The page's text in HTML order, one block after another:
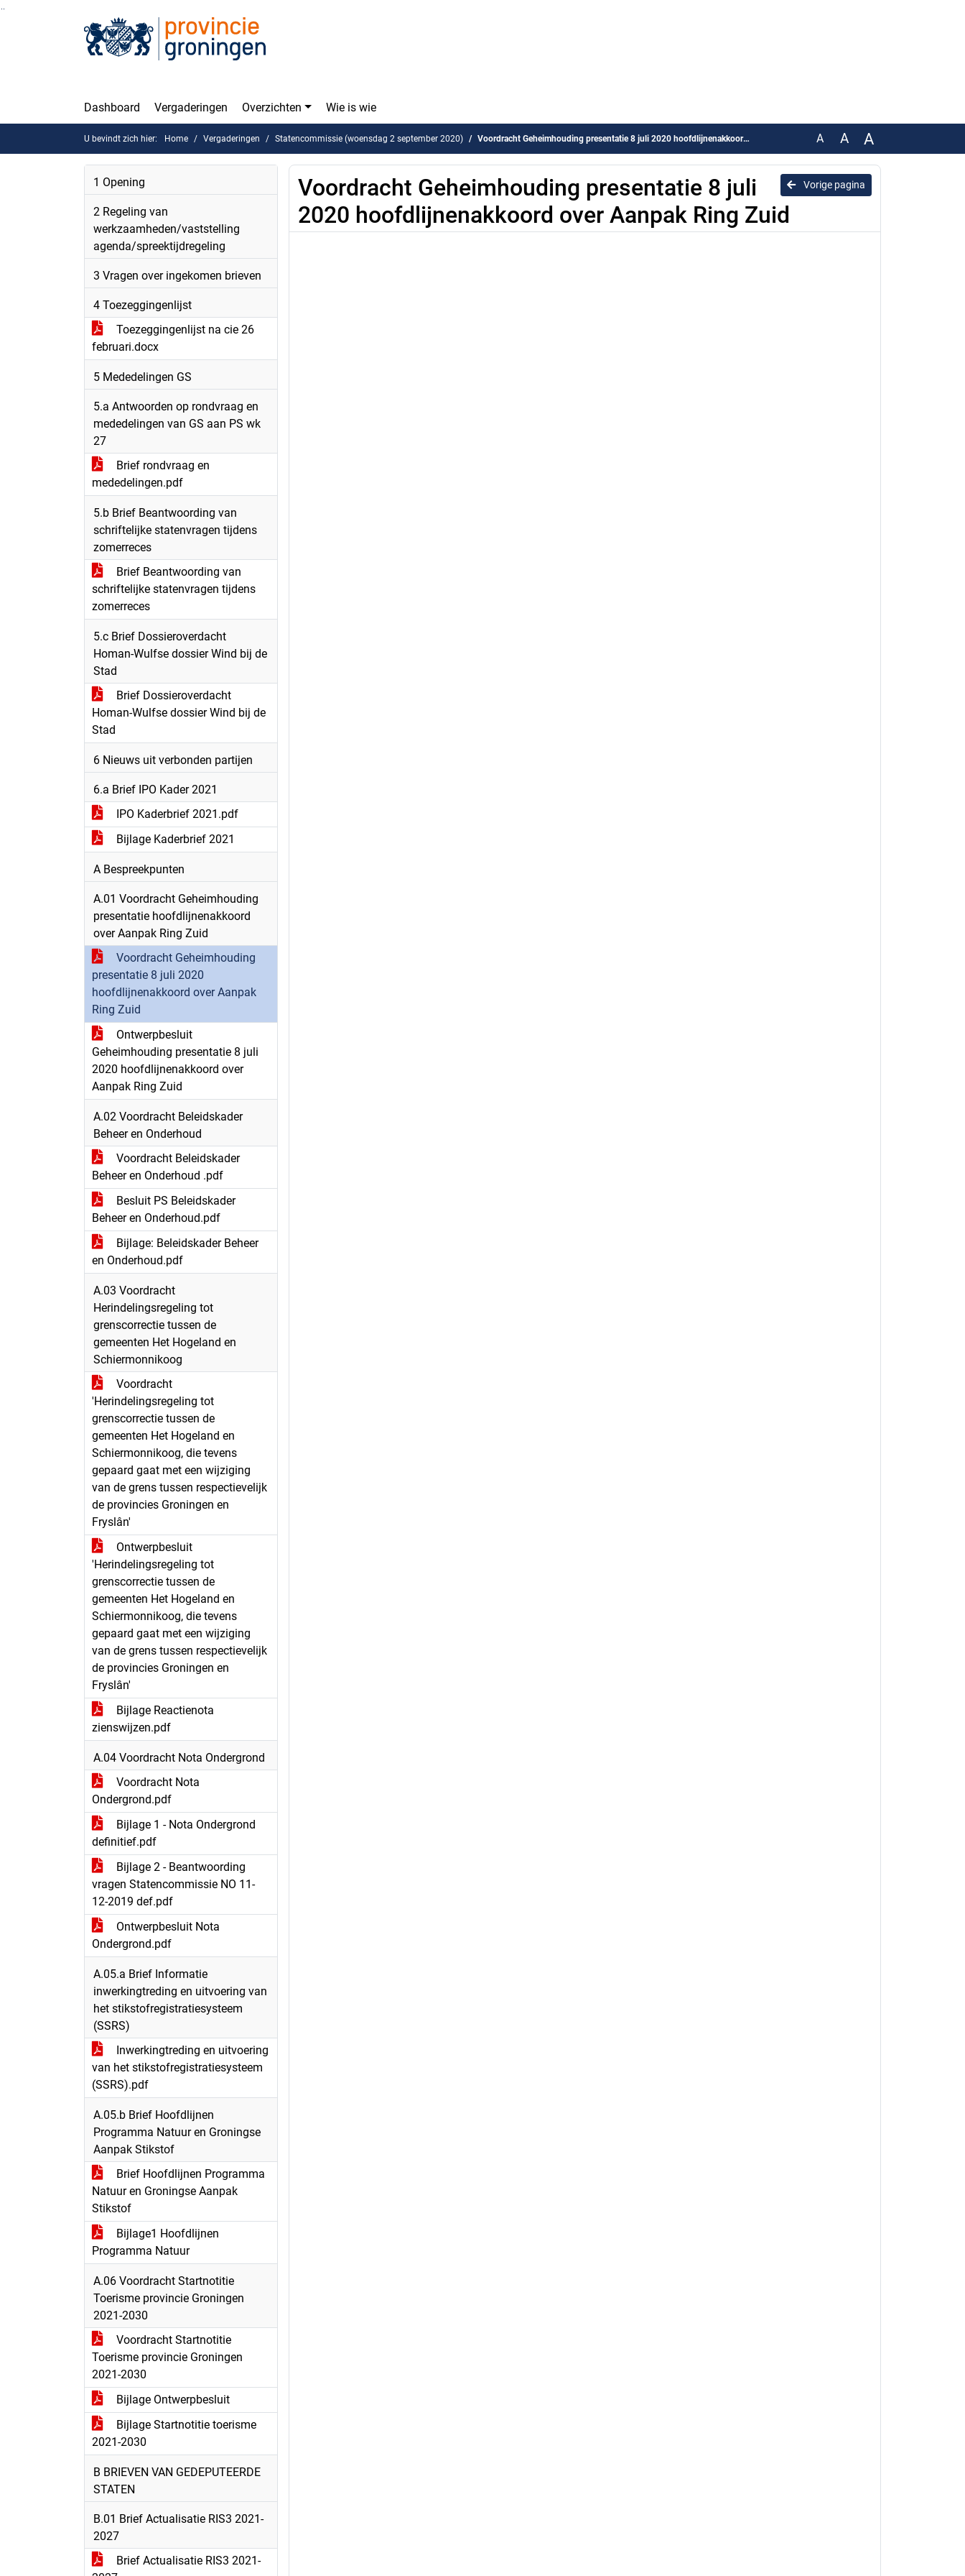
Ga naar de inhoud van deze pagina
Dashboard Vergaderingen Overzichten Wie is wie
U bevindt zich hier: Home Vergaderingen Statencommissie (woensdag 2 september 2020) Voordracht Geheimhouding presentatie 8 juli 2020 hoofdlijnenakkoord over Aanpak Ring Zuid A A A
1 Opening
2 Regeling van
werkzaamheden/vaststelling
agenda/spreektijdregeling
3 Vragen over ingekomen brieven
4 Toezeggingenlijst
Toezeggingenlijst na cie 26
februari.docx
5 Mededelingen GS
5.a Antwoorden op rondvraag en
mededelingen van GS aan PS wk
27
Brief rondvraag en
mededelingen.pdf
5.b Brief Beantwoording van
schriftelijke statenvragen tijdens
zomerreces
Brief Beantwoording van
schriftelijke statenvragen tijdens
zomerreces
5.c Brief Dossieroverdacht
Homan-Wulfse dossier Wind bij de
Stad
Brief Dossieroverdacht
Homan-Wulfse dossier Wind bij de
Stad
6 Nieuws uit verbonden partijen
6.a Brief IPO Kader 2021
IPO Kaderbrief 2021.pdf
Bijlage Kaderbrief 2021
A Bespreekpunten
A.01 Voordracht Geheimhouding
presentatie hoofdlijnenakkoord
over Aanpak Ring Zuid
Voordracht Geheimhouding
presentatie 8 juli 2020
hoofdlijnenakkoord over Aanpak
Ring Zuid
Ontwerpbesluit
Geheimhouding presentatie 8 juli
2020 hoofdlijnenakkoord over
Aanpak Ring Zuid
A.02 Voordracht Beleidskader
Beheer en Onderhoud
Voordracht Beleidskader
Beheer en Onderhoud .pdf
Besluit PS Beleidskader
Beheer en Onderhoud.pdf
Bijlage: Beleidskader Beheer
en Onderhoud.pdf
A.03 Voordracht
Herindelingsregeling tot
grenscorrectie tussen de
gemeenten Het Hogeland en
Schiermonnikoog
Voordracht
'Herindelingsregeling tot
grenscorrectie tussen de
gemeenten Het Hogeland en
Schiermonnikoog, die tevens
gepaard gaat met een wijziging
van de grens tussen respectievelijk
de provincies Groningen en
Fryslân'
Ontwerpbesluit
'Herindelingsregeling tot
grenscorrectie tussen de
gemeenten Het Hogeland en
Schiermonnikoog, die tevens
gepaard gaat met een wijziging
van de grens tussen respectievelijk
de provincies Groningen en
Fryslân'
Bijlage Reactienota
zienswijzen.pdf
A.04 Voordracht Nota Ondergrond
Voordracht Nota
Ondergrond.pdf
Bijlage 1 - Nota Ondergrond
definitief.pdf
Bijlage 2 - Beantwoording
vragen Statencommissie NO 11-
12-2019 def.pdf
Ontwerpbesluit Nota
Ondergrond.pdf
A.05.a Brief Informatie
inwerkingtreding en uitvoering van
het stikstofregistratiesysteem
(SSRS)
Inwerkingtreding en uitvoering
van het stikstofregistratiesysteem
(SSRS).pdf
A.05.b Brief Hoofdlijnen
Programma Natuur en Groningse
Aanpak Stikstof
Brief Hoofdlijnen Programma
Natuur en Groningse Aanpak
Stikstof
Bijlage1 Hoofdlijnen
Programma Natuur
A.06 Voordracht Startnotitie
Toerisme provincie Groningen
2021-2030
Voordracht Startnotitie
Toerisme provincie Groningen
2021-2030
Bijlage Ontwerpbesluit
Bijlage Startnotitie toerisme
2021-2030
B BRIEVEN VAN GEDEPUTEERDE
STATEN
B.01 Brief Actualisatie RIS3 2021-
2027
Brief Actualisatie RIS3 2021-
Vorige pagina
Voordracht Geheimhouding presentatie 8 juli
2020 hoofdlijnenakkoord over Aanpak Ring Zuid